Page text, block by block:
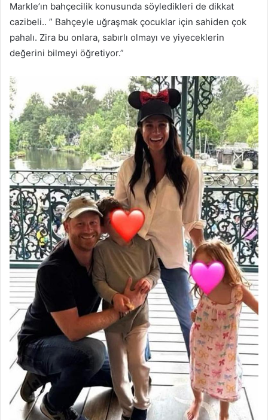
Markle’ın bahçecilik konusunda söyledikleri de dikkat
cazibeli.. ” Bahçeyle uğraşmak çocuklar için sahiden çok
pahalı. Zira bu onlara, sabırlı olmayı ve yiyeceklerin
değerini bilmeyi öğretiyor.”